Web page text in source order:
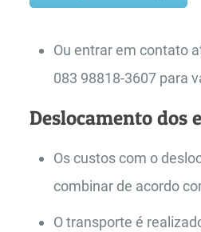
Ou entrar em contato
083 98818-3607 para
Deslocamento dos
Os custos com o
combinar de acordo
O transporte é